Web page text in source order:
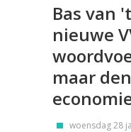
Bas van
nieuwe
maar
woensdag 28